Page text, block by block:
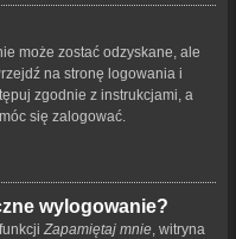
może zostać odzyskane, ale
na stronę logowania i
zgodnie z instrukcjami, a
się zalogować.
wylogowanie?
Zapamiętaj mnie , witryna